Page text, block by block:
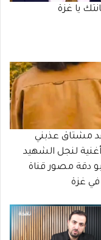
يا غزة
مشتاق عذبني
أغنية لنجل الشهيد
دقة مصور قناة
في غزة